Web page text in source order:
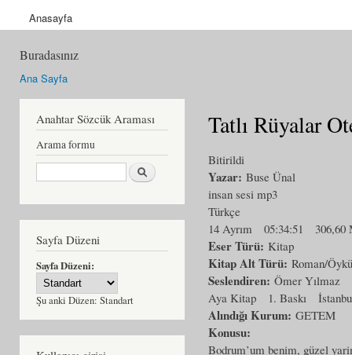
Anasayfa
Buradasınız
Ana Sayfa
Anahtar Sözcük Araması
Arama formu
Ara
Sayfa Düzeni
Sayfa Düzeni:
Şu anki Düzen: Standart
Tatlı Rüyalar
Bitirildi
Yazar: Buse Ünal
insan sesi mp3
Türkçe
14 Ayrım
05:34:51 306,60
Eser Türü: Kitap
Kitap Alt Türü: Roman/Öykü
Seslendiren: Ömer Yılmaz
Aya Kitap
1. Baskı
Alındığı Kurum: GETEM
Konusu:
Bodrum’um benim, güzel